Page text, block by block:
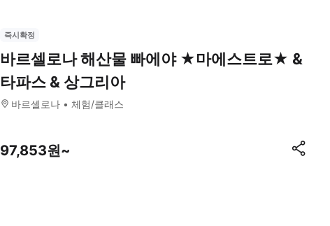
즉시확정
바르셀로나 해산물 빠에야 ★마에스트로★ &
타파스 & 상그리아
바르셀로나 체험/클래스
97,853원~